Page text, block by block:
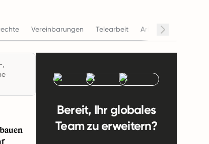
Vereinbarungen Telearbeit Arbeitszeiten
,
Bereit, Ihr globales
Team zu erweitern?